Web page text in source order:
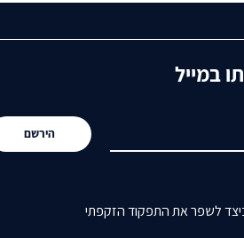
במייל
הירשם
לשפר את התפקוד הזקפתי